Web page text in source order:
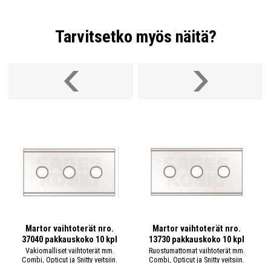
Tarvitsetko myös näitä?
Martor vaihtoterät nro.
37040 pakkauskoko 10 kpl
Vakiomalliset vaihtoterät mm.
Combi, Opticut ja Snitty veitsiin.
Martor vaihtoterät nro.
13730 pakkauskoko 10 kpl
Ruostumattomat vaihtoterät mm.
Combi, Opticut ja Snitty veitsiin.